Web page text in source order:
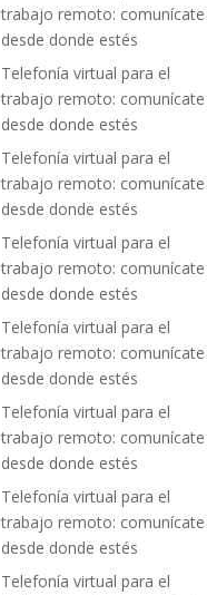
trabajo remoto: comunícate
desde donde estés
Telefonía virtual para el
trabajo remoto: comunícate
desde donde estés
Telefonía virtual para el
trabajo remoto: comunícate
desde donde estés
Telefonía virtual para el
trabajo remoto: comunícate
desde donde estés
Telefonía virtual para el
trabajo remoto: comunícate
desde donde estés
Telefonía virtual para el
trabajo remoto: comunícate
desde donde estés
Telefonía virtual para el
trabajo remoto: comunícate
desde donde estés
Telefonía virtual para el